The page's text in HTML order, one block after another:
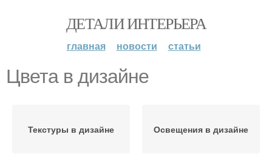
ДЕТАЛИ ИНТЕРЬЕРА
главная новости статьи
Цвета в дизайне
Текстуры в дизайне Освещения в дизайне